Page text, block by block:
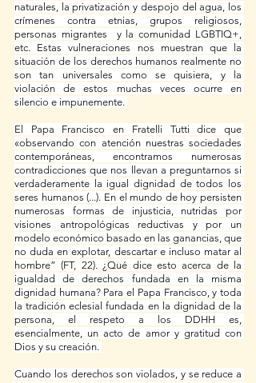
naturales, la privatización y despojo del agua, los
crímenes contra etnias, grupos religiosos,
personas migrantes  y la comunidad LGBTIQ+,
etc. Estas vulneraciones nos muestran que la
situación de los derechos humanos realmente no
son tan universales como se quisiera, y la
violación de estos muchas veces ocurre en
silencio e impunemente.
El Papa Francisco en Fratelli Tutti dice que
«observando con atención nuestras sociedades
contemporáneas, encontramos numerosas
contradicciones que nos llevan a preguntarnos si
verdaderamente la igual dignidad de todos los
seres humanos (...). En el mundo de hoy persisten
numerosas formas de injusticia, nutridas por
visiones antropológicas reductivas y por un
modelo económico basado en las ganancias, que
no duda en explotar, descartar e incluso matar al
hombre” (FT, 22). ¿Qué dice esto acerca de la
igualdad de derechos fundada en la misma
dignidad humana? Para el Papa Francisco, y toda
la tradición eclesial fundada en la dignidad de la
persona, el respeto a los DDHH es,
esencialmente, un acto de amor y gratitud con
Dios y su creación.
Cuando los derechos son violados, y se reduce a